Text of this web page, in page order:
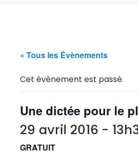
« Tous les Évènements
Cet évènement est passé.
Une dictée pour le
29 avril 2016 -
GRATUIT